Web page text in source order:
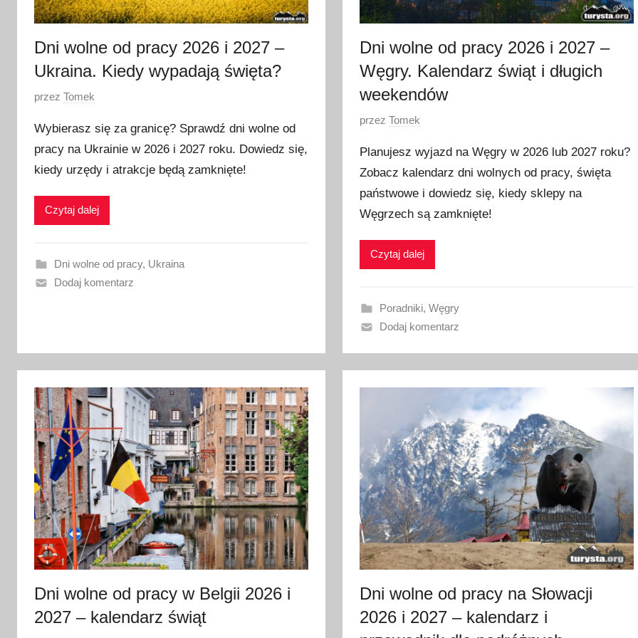
2
6
2
6
Dni wolne od pracy 2026 i 2027 –
Ukraina. Kiedy wypadają święta?
O
u
b
l
o
a
n
z
e
r
w
c
a
2
0
2
6
przez Tomek
Wybierasz się za granicę? Sprawdź dni wolne od
pracy na Ukrainie w 2026 i 2027 roku. Dowiedz się,
kiedy urzędy i atrakcje będą zamknięte!
Czytaj dalej
Dni wolne od pracy, Ukraina
Dodaj komentarz
Dni wolne od pracy 2026 i 2027 –
Węgry. Kalendarz świąt i długich
weekendów
O
u
b
l
i
w
n
o
2
0
2
6
przezTomek
Planujesz wyjazd na Węgry w 2026 lub 2027 roku?
Zobacz kalendarz dni wolnych od pracy, święta
państwowe i dowiedz się, kiedy sklepy na
Węgrzech są zamknięte!
Czytaj dalej
Poradniki, Węgry
Dodaj komentarz
Dni wolne od pracy w Belgii 2026 i
2027 – kalendarz świąt
Dni wolne od pracy na Słowacji
2026 i 2027 – kalendarz i